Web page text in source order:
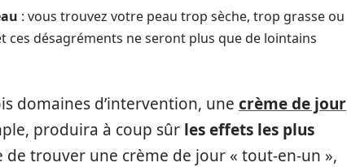
: vous trouvez votre peau trop sèche, trop grasse ou
ces désagréments ne seront plus que de lointains
domaines d’intervention, une crème de jour
produira à coup sûr les effets les plus
de trouver une crème de jour « tout-en-un »,